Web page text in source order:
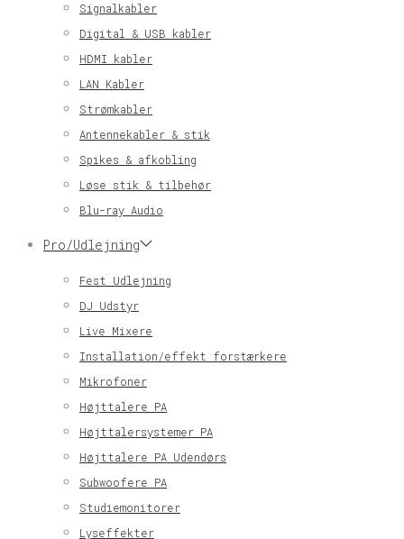
Signalkabler
Digital & USB kabler
HDMI kabler
LAN Kabler
Strømkabler
Antennekabler & stik
Spikes & afkobling
Løse stik & tilbehør
Blu-ray Audio
Pro/Udlejning
Fest Udlejning
DJ Udstyr
Live Mixere
Installation/effekt forstærkere
Mikrofoner
Højttalere PA
Højttalersystemer PA
Højttalere PA Udendørs
Subwoofere PA
Studiemonitorer
Lyseffekter